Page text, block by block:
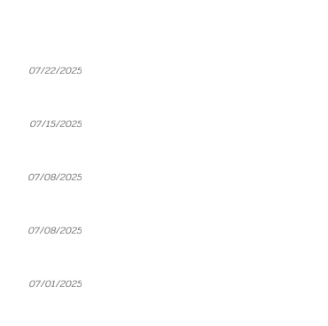
07/22/2025
07/15/2025
07/08/2025
07/08/2025
07/01/2025